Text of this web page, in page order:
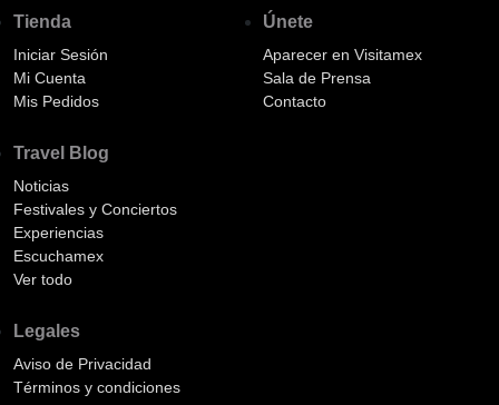
Tienda
Iniciar Sesión
Mi Cuenta
Mis Pedidos
Únete
Aparecer en Visitamex
Sala de Prensa
Contacto
Travel Blog
Noticias
Festivales y Conciertos
Experiencias
Escuchamex
Ver todo
Legales
Aviso de Privacidad
Términos y condiciones